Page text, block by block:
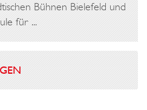
Bühnen Bielefeld und
für ...